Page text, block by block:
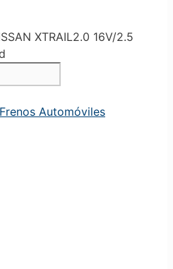
XTRAIL2.0 16V/2.5
Automóviles